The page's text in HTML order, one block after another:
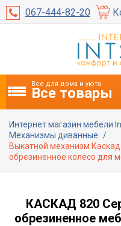
067-444-82-20
Все для дома и уюта
Все товары
Интернет магазин мебели
Механизмы диванные
Выкатной механизм
обрезиненное колесо для
КАСКАД 820
обрезиненное